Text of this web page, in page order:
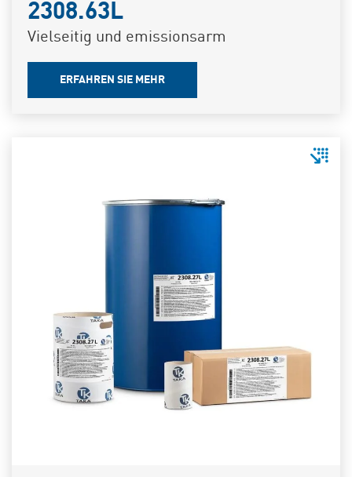
2308.63L
Vielseitig und emissionsarm
ERFAHREN SIE MEHR